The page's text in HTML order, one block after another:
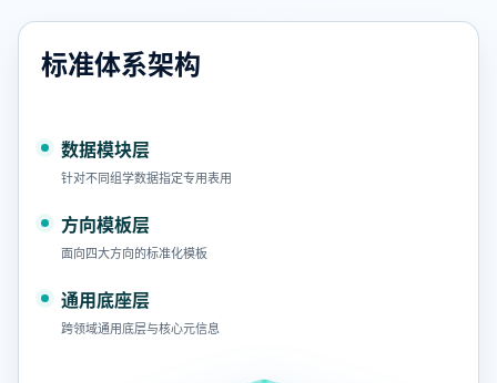
标准体系架构
数据模块层
针对不同组学数据指定专用表用
方向模板层
面向四大方向的标准化模板
通用底座层
跨领域通用底层与核心元信息